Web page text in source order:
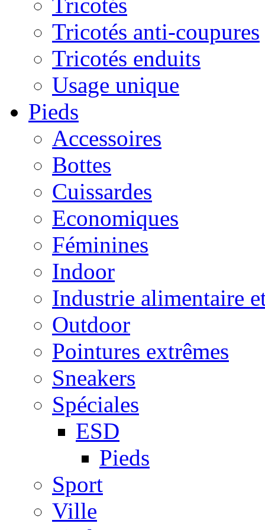
Tricotés anti-coupures
Tricotés enduits
Usage unique
Pieds
Accessoires
Bottes
Cuissardes
Economiques
Féminines
Indoor
Industrie alimentaire
Outdoor
Pointures extrêmes
Sneakers
Spéciales
ESD
Pieds
Sport
Ville